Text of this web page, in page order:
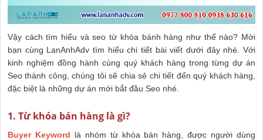
Vậy cách tìm hiểu và seo từ khóa bánh hàng như thế nào? Mời
bạn cùng LanAnhAdv tìm hiểu chi tiết bài viết dưới đây nhé. Với
kinh nghiệm đồng hành cùng quý khách hàng trong từng dự án
Seo thành công, chúng tôi sẽ chia sẻ chi tiết đến quý khách hàng,
đặc biệt là những dự án mới bắt đầu Seo nhé.
1. Từ khóa bán hàng là gì?
Buyer Keyword là nhóm từ khóa bán hàng, được người dùng